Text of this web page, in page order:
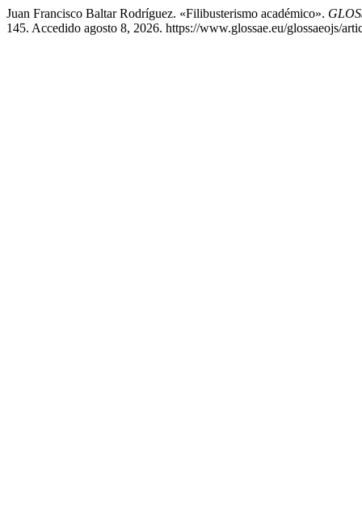
Juan Francisco Baltar Rodríguez. «Filibusterismo académico».
145. Accedido agosto 8, 2026. https://www.glossae.eu/glossaeojs/